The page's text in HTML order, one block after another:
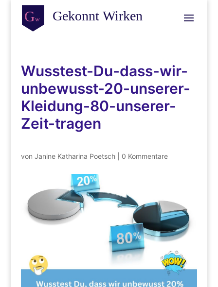
Wusstest-Du-dass-wir-
unbewusst-20-unserer-
Kleidung-80-unserer-
Zeit-tragen
von Janine Katharina Poetsch| 0 Kommentare